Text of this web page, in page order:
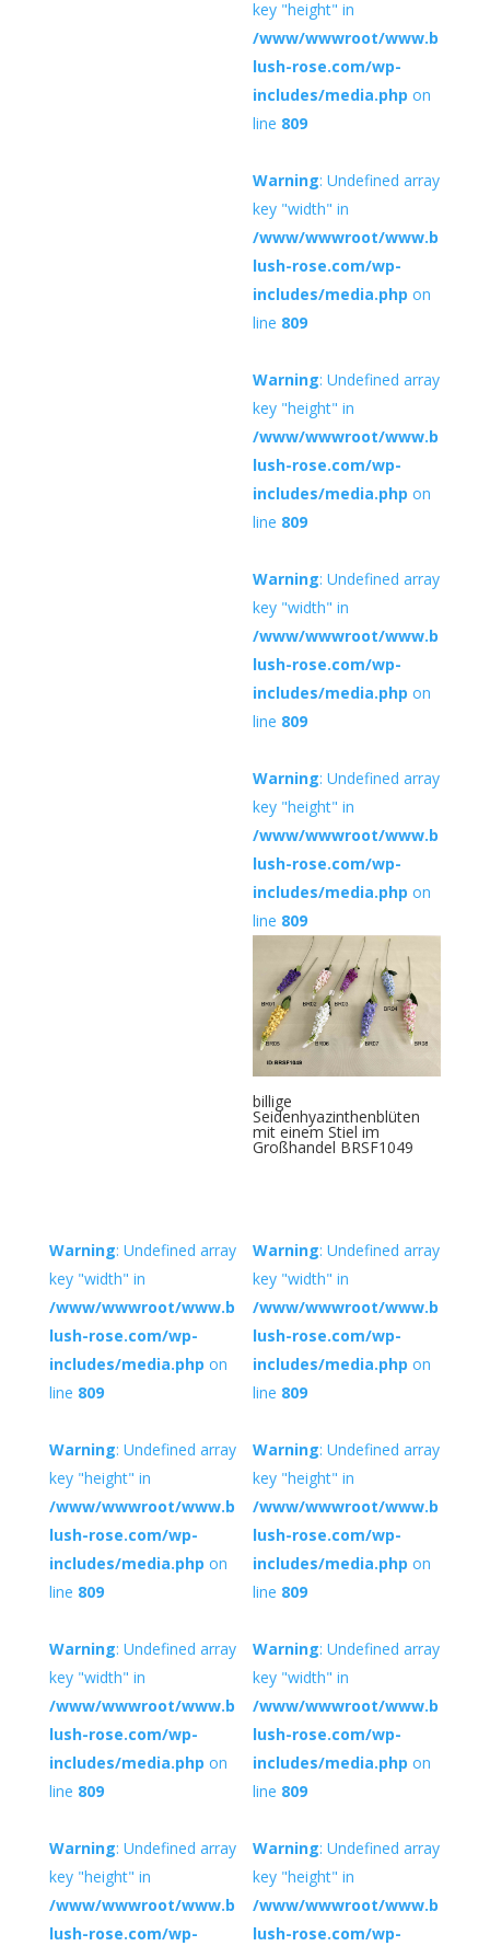
key "height" in
/www/wwwroot/www.b
lush-rose.com/wp-
includes/media.php on
line 809
Warning: Undefined array
key "width" in
/www/wwwroot/www.b
lush-rose.com/wp-
includes/media.php on
line 809
Warning: Undefined array
key "height" in
/www/wwwroot/www.b
lush-rose.com/wp-
includes/media.php on
line 809
Warning: Undefined array
key "width" in
/www/wwwroot/www.b
lush-rose.com/wp-
includes/media.php on
line 809
Warning: Undefined array
key "height" in
/www/wwwroot/www.b
lush-rose.com/wp-
includes/media.php on
line 809
billige
Seidenhyazinthenblüten
mit einem Stiel im
Großhandel BRSF1049
Warning: Undefined array
key "width" in
/www/wwwroot/www.b
lush-rose.com/wp-
includes/media.php on
line 809
Warning: Undefined array
key "height" in
/www/wwwroot/www.b
lush-rose.com/wp-
includes/media.php on
line 809
Warning: Undefined array
key "width" in
/www/wwwroot/www.b
lush-rose.com/wp-
includes/media.php on
line 809
Warning: Undefined array
key "height" in
/www/wwwroot/www.b
lush-rose.com/wp-
Warning: Undefined array
key "width" in
/www/wwwroot/www.b
lush-rose.com/wp-
includes/media.php on
line 809
Warning: Undefined array
key "height" in
/www/wwwroot/www.b
lush-rose.com/wp-
includes/media.php on
line 809
Warning: Undefined array
key "width" in
/www/wwwroot/www.b
lush-rose.com/wp-
includes/media.php on
line 809
Warning: Undefined array
key "height" in
/www/wwwroot/www.b
lush-rose.com/wp-